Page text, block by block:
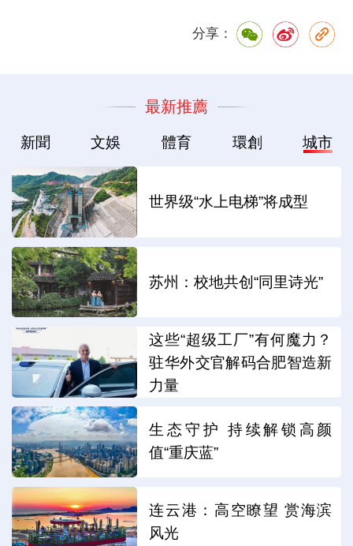
分享：
最新推薦
新聞 文娛 體育 環創 城市
世界级“水上电梯”将成型
苏州：校地共创“同里诗光”
这些“超级工厂”有何魔力？
驻华外交官解码合肥智造新
力量
生态守护 持续解锁高颜
值“重庆蓝”
连云港：高空瞭望 赏海滨
风光